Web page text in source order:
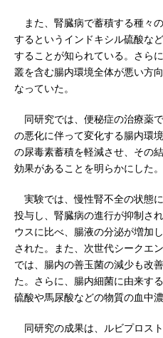
また、腎臓病で蓄積する種々
するというインドキシル硫酸な
することが知られている。さら
叢を含む腸内環境全体が悪い方
なっていた。
同研究では、便秘症の治療薬
の悪化に伴って変化する腸内環
の尿毒素蓄積を軽減させ、その
効果があることを明らかにした。
実験では、慢性腎不全の状態
投与し、腎臓病の進行が抑制さ
ウスに比べ、腸液の分泌が増加
された。また、次世代シークエ
では、腸内の善玉菌の減少も改
た。さらに、腸内細菌に由来す
硫酸や馬尿酸などの物質の血中
同研究の成果は、ルビプロス